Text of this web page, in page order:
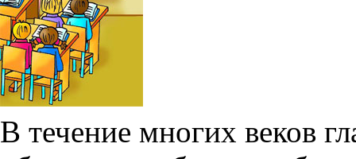
В течение многих веков